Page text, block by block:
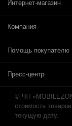
Интернет-магазин
Компания
Помощь покупателю
Пресс-центр
© ЧП
стоимость
текущую дату.